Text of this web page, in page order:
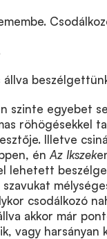
állva
szinte egyebet
röhögésekkel
Illetve
én Az Ikszek
lehetett
csodálkozó
akkor már
vagy harsányan